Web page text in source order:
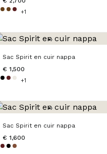
+1
Sac Spirit en cuir nappa
€ 1,500
+1
Sac Spirit en cuir nappa
€ 1,600